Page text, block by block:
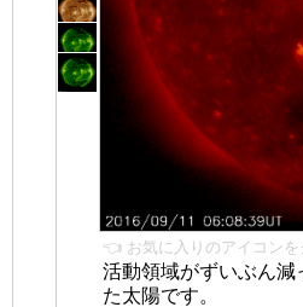
👈 お気に入りのアイコンを
活動領域がずいぶん減
た太陽です。